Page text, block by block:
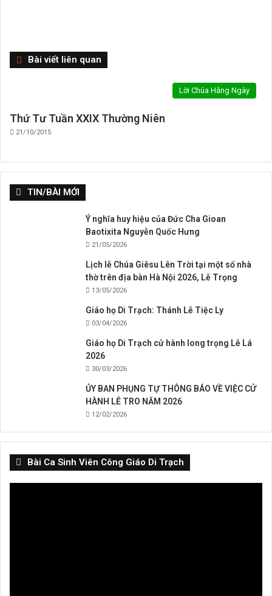
Bài viết liên quan
Close
Lời Chúa Hằng Ngày
Thứ Tư Tuần XXIX Thường Niên
21/10/2015
TIN/BÀI MỚI
Ý nghĩa huy hiệu của Đức Cha Gioan
Baotixita Nguyễn Quốc Hưng
21/05/2026
Lịch lễ Chúa Giêsu Lên Trời tại một số nhà
thờ trên địa bàn Hà Nội 2026, Lễ Trọng
13/05/2026
Giáo họ Di Trạch: Thánh Lễ Tiệc Ly
03/04/2026
Giáo họ Di Trạch cử hành long trọng Lễ Lá
2026
30/03/2026
ỦY BAN PHỤNG TỰ THÔNG BÁO VỀ VIỆC CỬ
HÀNH LỄ TRO NĂM 2026
12/02/2026
Bài Ca Sinh Viên Công Giáo Di Trạch